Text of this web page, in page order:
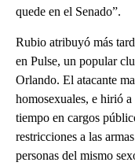
quede en el Senado”.
Rubio atribuyó más
en Pulse, un popular
Orlando. El atacante
homosexuales, e hirió
tiempo en cargos
restricciones a las
personas del mismo